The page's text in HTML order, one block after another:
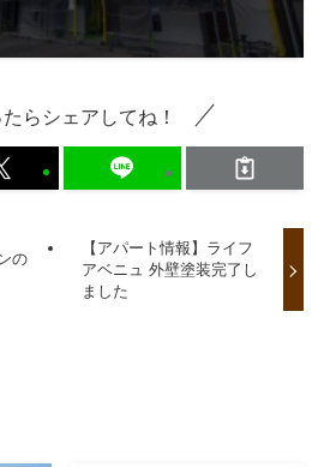
らシェアしてね！
の
【アパート情報】ライフ
アベニュ 外壁塗装完了し
ました